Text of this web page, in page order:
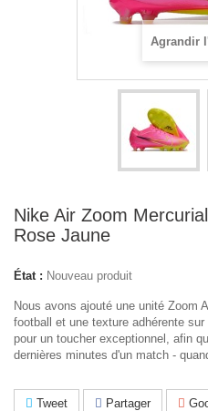
Agrandir
Nike Air Zoom
Rose Jaune
État : Nouveau produit
Nous avons ajouté une unité Zoom
football et une texture adhérente sur
pour un toucher exceptionnel, afin
dernières minutes d'un match -
Tweet Partager